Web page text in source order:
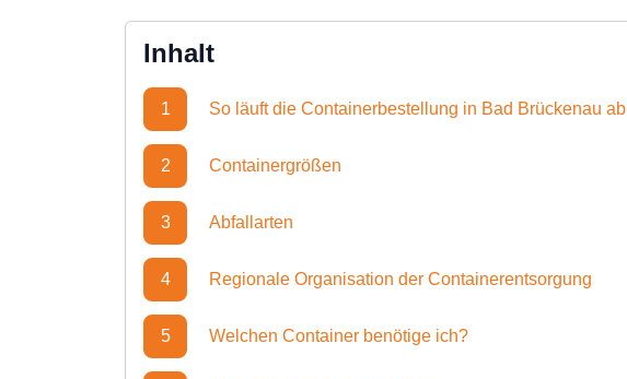
Inhalt
1 So läuft die Containerbestellung in Bad Brückenau ab
2 Containergrößen
3 Abfallarten
4 Regionale Organisation der Containerentsorgung
5 Welchen Container benötige ich?